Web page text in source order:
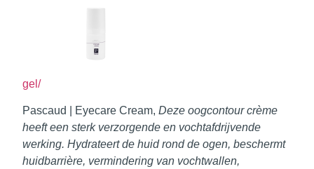
gel/
Pascaud | Eyecare Cream, Deze oogcontour crème
heeft een sterk verzorgende en vochtafdrijvende
werking. Hydrateert de huid rond de ogen, beschermt
huidbarrière, vermindering van vochtwallen,